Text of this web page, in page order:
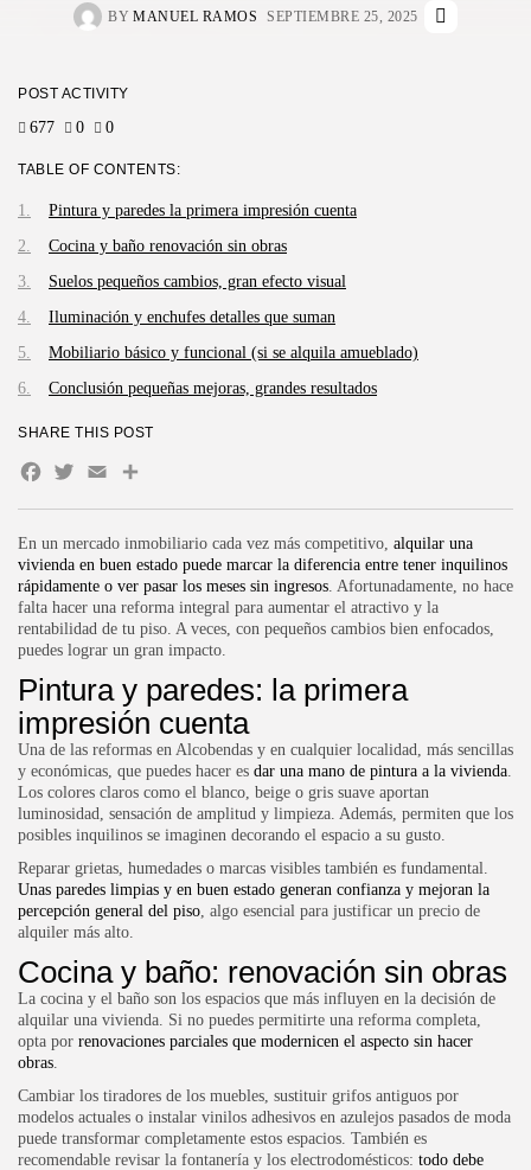
BY MANUEL RAMOS SEPTIEMBRE 25, 2025
En un mercado inmobiliario cada vez más competitivo, alquilar una
vivienda en buen estado puede marcar la diferencia entre tener inquilinos
rápidamente o ver pasar los meses sin ingresos . Afortunadamente, no hace
falta hacer una reforma integral para aumentar el atractivo y la
rentabilidad de tu piso. A veces, con pequeños cambios bien enfocados,
puedes lograr un gran impacto.
Pintura y paredes: la primera
impresión cuenta
Una de las reformas en Alcobendas y en cualquier localidad, más sencillas
y económicas, que puedes hacer es dar una mano de pintura a la vivienda
Los colores claros como el blanco, beige o gris suave aportan
luminosidad, sensación de amplitud y limpieza. Además, permiten que los
posibles inquilinos se imaginen decorando el espacio a su gusto.
Reparar grietas, humedades o marcas visibles también es fundamental.
Unas paredes limpias y en buen estado generan confianza y mejoran la
percepción general del piso , algo esencial para justificar un precio de
alquiler más alto.
Cocina y baño: renovación sin obras
La cocina y el baño son los espacios que más influyen en la decisión de
alquilar una vivienda. Si no puedes permitirte una reforma completa,
opta por renovaciones parciales que modernicen el aspecto sin hacer
obras
Cambiar los tiradores de los muebles, sustituir grifos antiguos por
modelos actuales o instalar vinilos adhesivos en azulejos pasados de moda
puede transformar completamente estos espacios. También es
recomendable revisar la fontanería y los electrodomésticos: todo debe
POST ACTIVITY
677 0 0
TABLE OF CONTENTS:
Pintura y paredes la primera impresión cuenta
Cocina y baño renovación sin obras
Suelos pequeños cambios, gran efecto visual
Iluminación y enchufes detalles que suman
Mobiliario básico y funcional (si se alquila amueblado)
Conclusión pequeñas mejoras, grandes resultados
SHARE THIS POST
Facebook
Twitter
EmailCompartir